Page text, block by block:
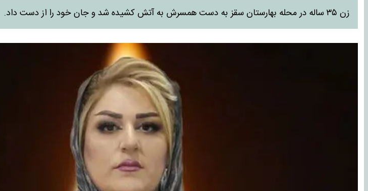
زن ۳۵ ساله در محله بهارستان سقز به دست همسرش به آتش کشیده شد و جان خود را از دست داد.